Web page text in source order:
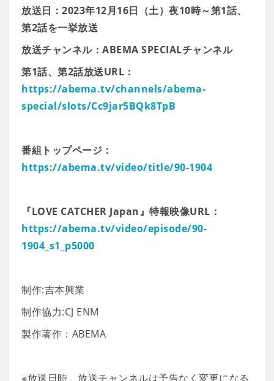
放送日：2023年12月16日（土）夜10時～第1話、
第2話を一挙放送
放送チャンネル：ABEMA SPECIALチャンネル
第1話、第2話放送URL：
https://abema.tv/channels/abema-
special/slots/Cc9jar5BQk8TpB
番組トップページ：
https://abema.tv/video/title/90-1904
『LOVE CATCHER Japan』特報映像URL：
https://abema.tv/video/episode/90-
1904_s1_p5000
制作:吉本興業
制作協力:CJ ENM
製作著作：ABEMA
※放送日時、放送チャンネルは予告なく変更になる